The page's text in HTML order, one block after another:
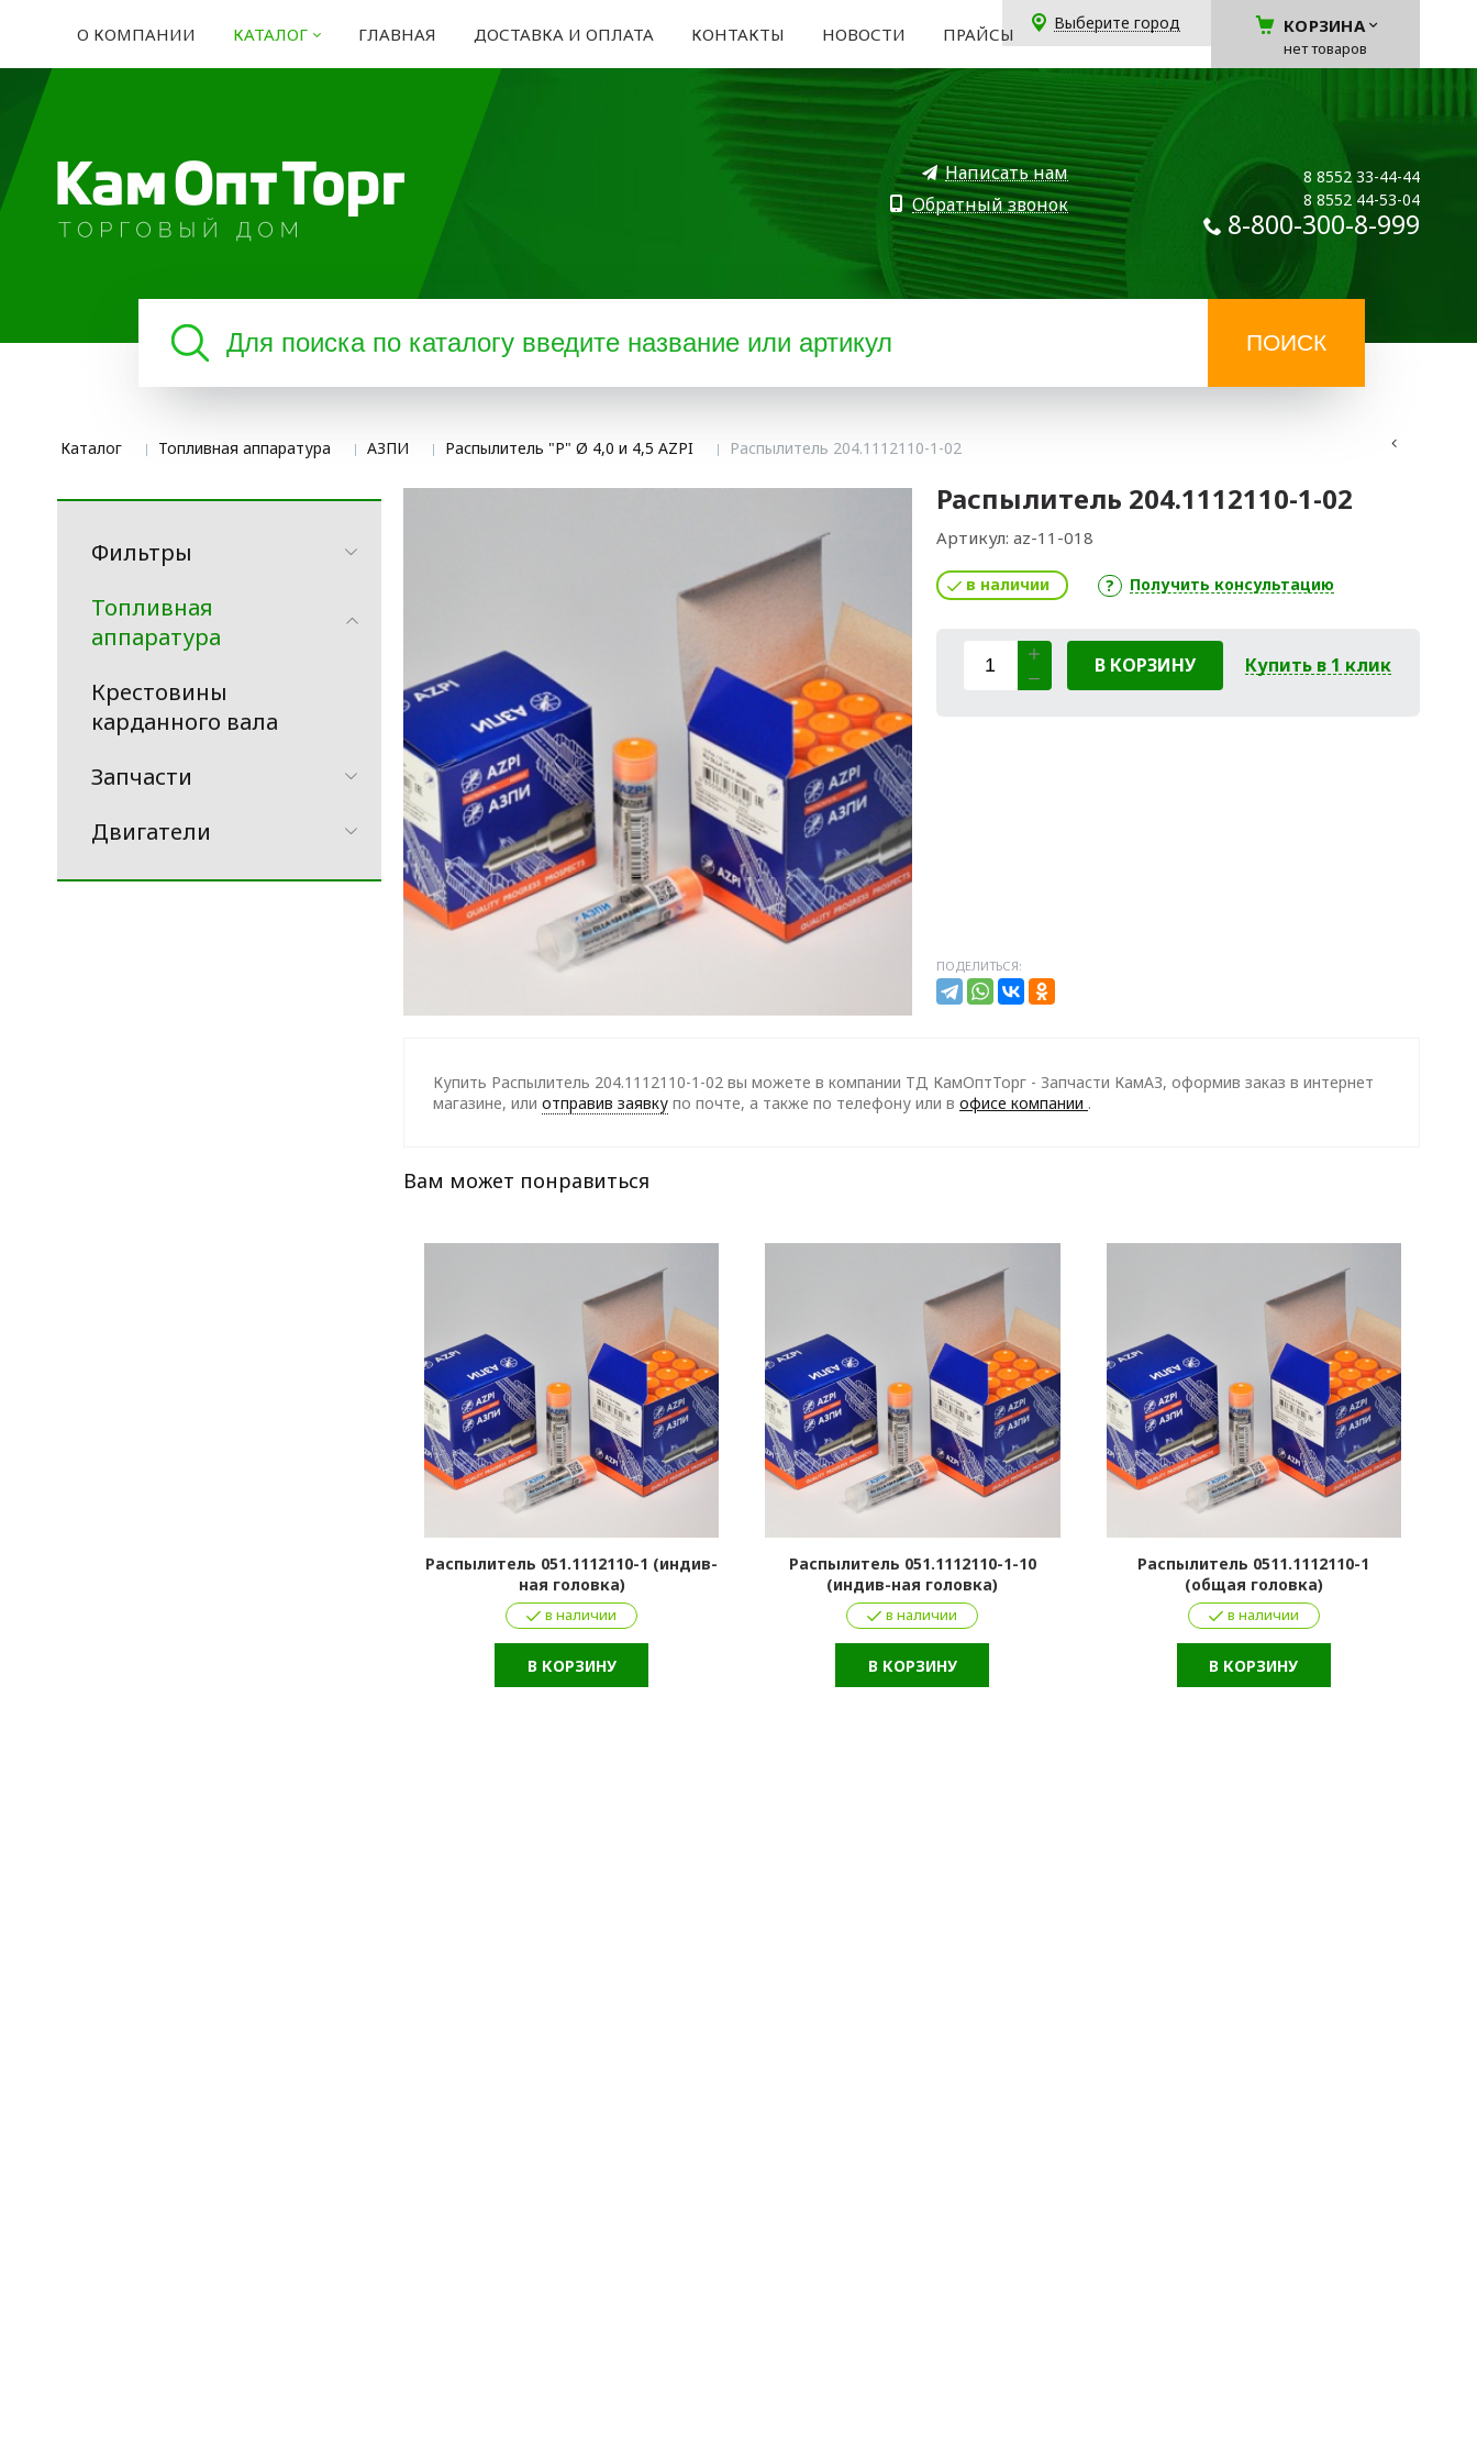
О КОМПАНИИ КАТАЛОГ ГЛАВНАЯ ДОСТАВКА И ОПЛАТА КОНТАКТЫ НОВОСТИ ПРАЙСЫ
Выберите город КОРЗИНА
нет товаров
Написать нам
Обратный звонок
8 8552 33-44-44
8 8552 44-53-04
8-800-300-8-999
Каталог Топливная аппаратура АЗПИ Распылитель "Р" Ø 4,0 и 4,5 AZPI Распылитель 204.1112110-1-02
Фильтры
Топливная
аппаратура
Крестовины
карданного вала
Запчасти
Двигатели
Распылитель 204.1112110-1-02
Артикул: az-11-018
в наличии Получить консультацию
В КОРЗИНУ Купить в 1 клик
ПОДЕЛИТЬСЯ:
Купить Распылитель 204.1112110-1-02 вы можете в компании ТД КамОптТорг - Запчасти КамАЗ, оформив заказ в интернет
магазине, или отправив заявку по почте, а также по телефону или в офисе компании .
Вам может понравиться
Распылитель 051.1112110-1 (индив-
ная головка)
в наличии
В КОРЗИНУ
Распылитель 051.1112110-1-10
(индив-ная головка)
в наличии
В КОРЗИНУ
Распылитель 0511.1112110-1
(общая головка)
в наличии
В КОРЗИНУ